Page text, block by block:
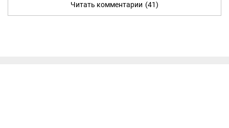
Читать комментарии (41)